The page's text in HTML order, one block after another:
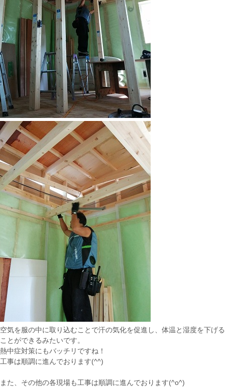
空気を服の中に取り込むことで汗の気化を促進し、体温と湿度を下げる
ことができるみたいです。
熱中症対策にもバッチリですね！
工事は順調に進んでおります(^^)
また、その他の各現場も工事は順調に進んでおります(^o^)